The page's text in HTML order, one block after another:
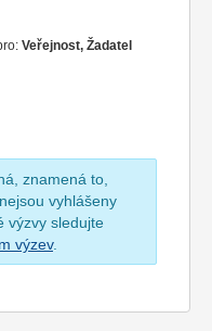
Veřejnost, Žadatel
znamená to,
vyhlášeny
výzvy sledujte
výzev.